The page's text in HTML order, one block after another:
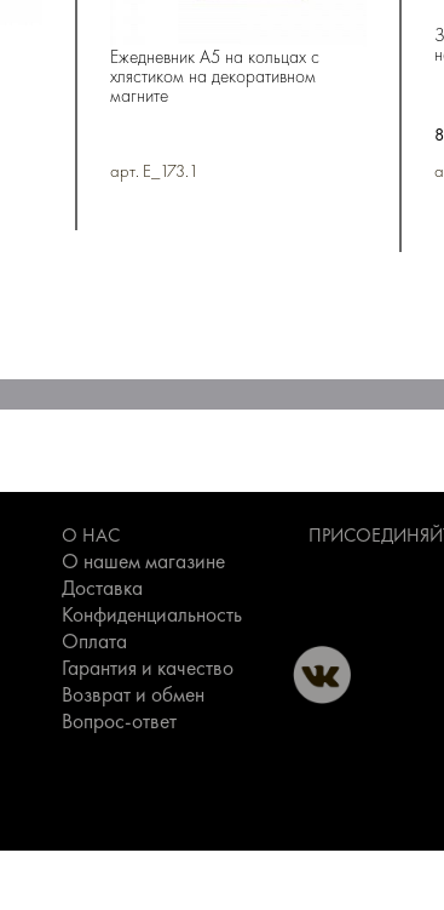
Ежедневник А5 на кольцах с
хлястиком на декоративном
магните
арт. E_173.1
О НАС
О нашем магазине
Доставка
Конфиденциальность
Оплата
Гарантия и качество
Возврат и обмен
Вопрос-ответ